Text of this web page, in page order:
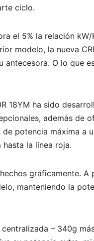
ciclo.
el 5% la relación
modelo, la nueva
antecesora. O lo que
18YM ha sido
además de
potencia máxima a
la línea roja.
gráficamente.
manteniendo la
– 340g